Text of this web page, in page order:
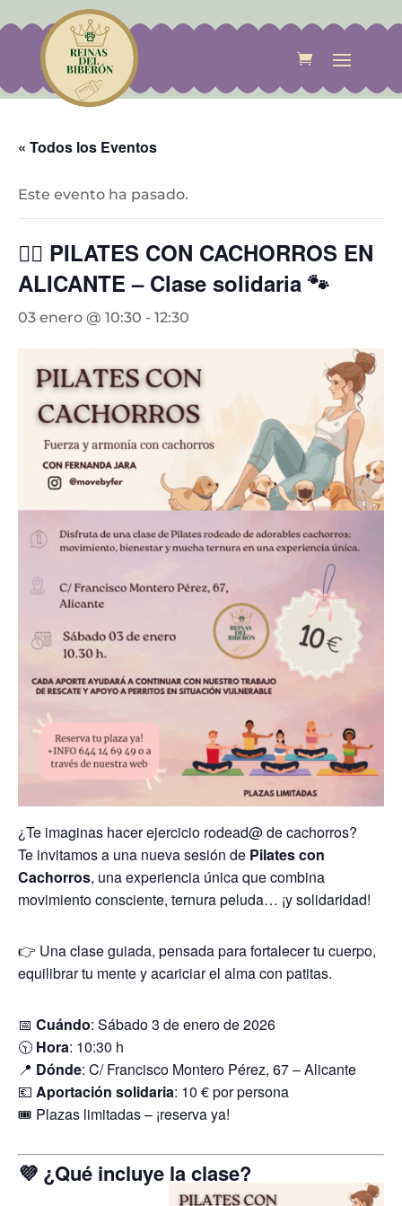
« Todos los Eventos
Este evento ha pasado.
🧘‍♀️ PILATES CON CACHORROS EN
ALICANTE – Clase solidaria 🐾
03 enero @ 10:30 - 12:30
¿Te imaginas hacer ejercicio rodead@ de cachorros?
Te invitamos a una nueva sesión de Pilates con
Cachorros, una experiencia única que combina
movimiento consciente, ternura peluda… ¡y solidaridad!
👉 Una clase guiada, pensada para fortalecer tu cuerpo,
equilibrar tu mente y acariciar el alma con patitas.
📅 Cuándo: Sábado 3 de enero de 2026
🕥 Hora: 10:30 h
📍 Dónde: C/ Francisco Montero Pérez, 67 – Alicante
💶 Aportación solidaria: 10 € por persona
🎟️ Plazas limitadas – ¡reserva ya!
💜 ¿Qué incluye la clase?